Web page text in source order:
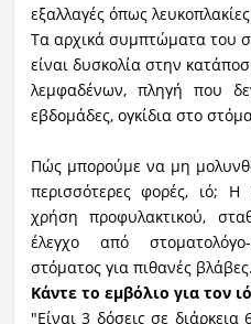
εξαλλαγές όπως
Τα αρχικά συμπτώματα του
είναι δυσκολία στην
λεμφαδένων, πληγή που
εβδομάδες, ογκίδια στο
Πώς μπορούμε να μη
περισσότερες φορές, ιό; Η
χρήση προφυλακτικού,
έλεγχο από
στόματος για πιθανές βλάβες.
Κάντε το εμβόλιο για τον ιό
"Είναι 3 δόσεις σε